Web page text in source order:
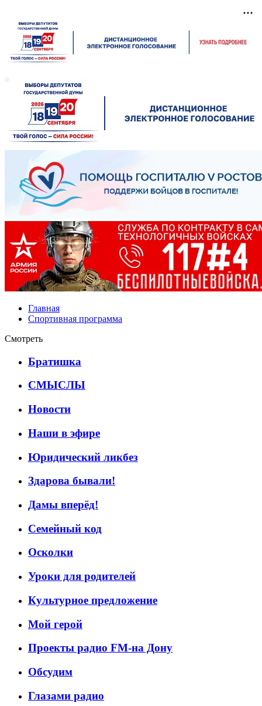
Главная
Спортивная программа
Смотреть
Братишка
СМЫСЛЫ
Новости
Наши в эфире
Юридический ликбез
Здарова бывали!
Дамы вперёд!
Семейный код
Осколки
Уроки для родителей
Культурное предложение
Мой герой
Проекты радио FM-на Дону
Обсудим
Глазами радио